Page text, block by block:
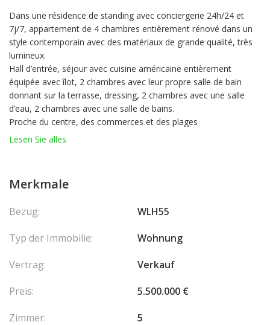
Dans une résidence de standing avec conciergerie 24h/24 et
7j/7, appartement de 4 chambres entièrement rénové dans un
style contemporain avec des matériaux de grande qualité, très
lumineux.
Hall d’entrée, séjour avec cuisine américaine entièrement
équipée avec îlot, 2 chambres avec leur propre salle de bain
donnant sur la terrasse, dressing, 2 chambres avec une salle
d’eau, 2 chambres avec une salle de bains.
Proche du centre, des commerces et des plages
Lesen Sie alles
Merkmale
Bezug:
WLH55
Typ der Immobilie:
Wohnung
Vertrag:
Verkauf
Preis:
5.500.000 €
Zimmer:
5